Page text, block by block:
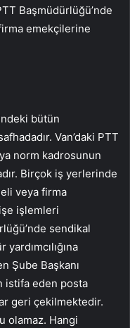
Başmüdürlüğü’nde
emekçilerine
bütün
Van’daki PTT
norm kadrosunun
Birçok iş yerlerinde
veya firma
işlemleri
sendikal
Şube Başkanı
istifa eden posta
geri çekilmektedir.
olamaz. Hangi